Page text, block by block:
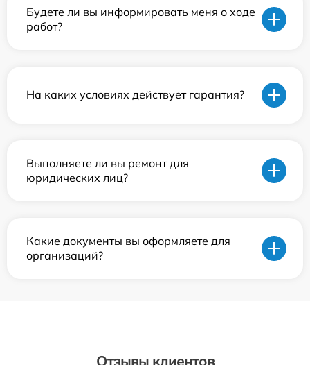
Будете ли вы информировать меня о ходе
работ?
На каких условиях действует гарантия?
Выполняете ли вы ремонт для
юридических лиц?
Какие документы вы оформляете для
организаций?
Отзывы клиентов